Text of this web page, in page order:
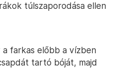
túlszaporodása ellen
farkas előbb a vízben
tartó bóját, majd